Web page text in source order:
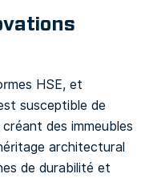
HSE, et
susceptible de
des immeubles
architectural
de durabilité et